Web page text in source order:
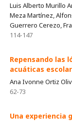
Luis Alberto Murillo
Meza Martínez,
Guerrero Cerezo,
114-147
Repensando las
acuáticas
Ana Ivonne Ortiz
62-73
Una experiencia